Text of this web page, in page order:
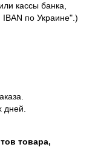
кассы банка,
по Украине".)
дней.
товара,